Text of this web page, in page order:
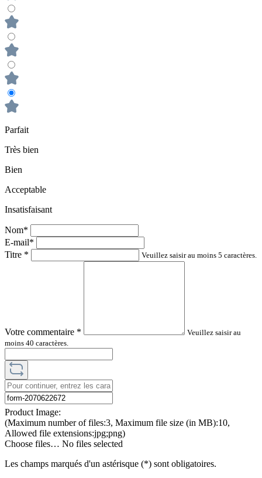
Parfait
Très bien
Bien
Acceptable
Insatisfaisant
Nom*
E-mail*
Titre * Veuillez saisir au moins 5 caractères.
Votre commentaire *
Veuillez saisir au
moins 40 caractères.
Product Image:
(Maximum number of files:3, Maximum file size (in MB):10,
Allowed file extensions:jpg;png)
Choose files… No files selected
Les champs marqués d'un astérisque (*) sont obligatoires.